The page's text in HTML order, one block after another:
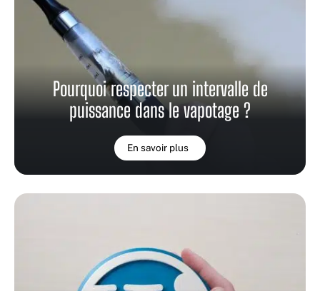
Pourquoi respecter un intervalle de
puissance dans le vapotage ?
En savoir plus